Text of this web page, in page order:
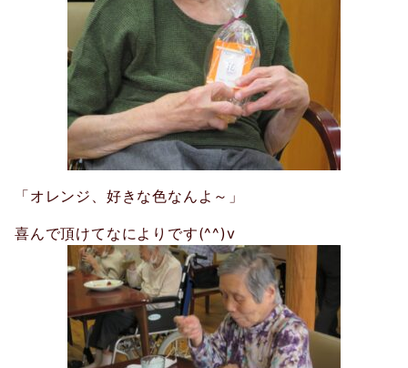
「オレンジ、好きな色なんよ～」
喜んで頂けてなによりです(^^)v